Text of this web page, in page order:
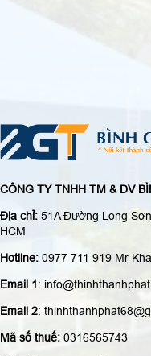
CÔNG TY TNHH TM & DV
Địa chỉ: 51A Đường Long
HCM
Hotline: 0977 711 919 Mr Kha
Email 1:
Email 2:
Mã số thuế: 0316565743